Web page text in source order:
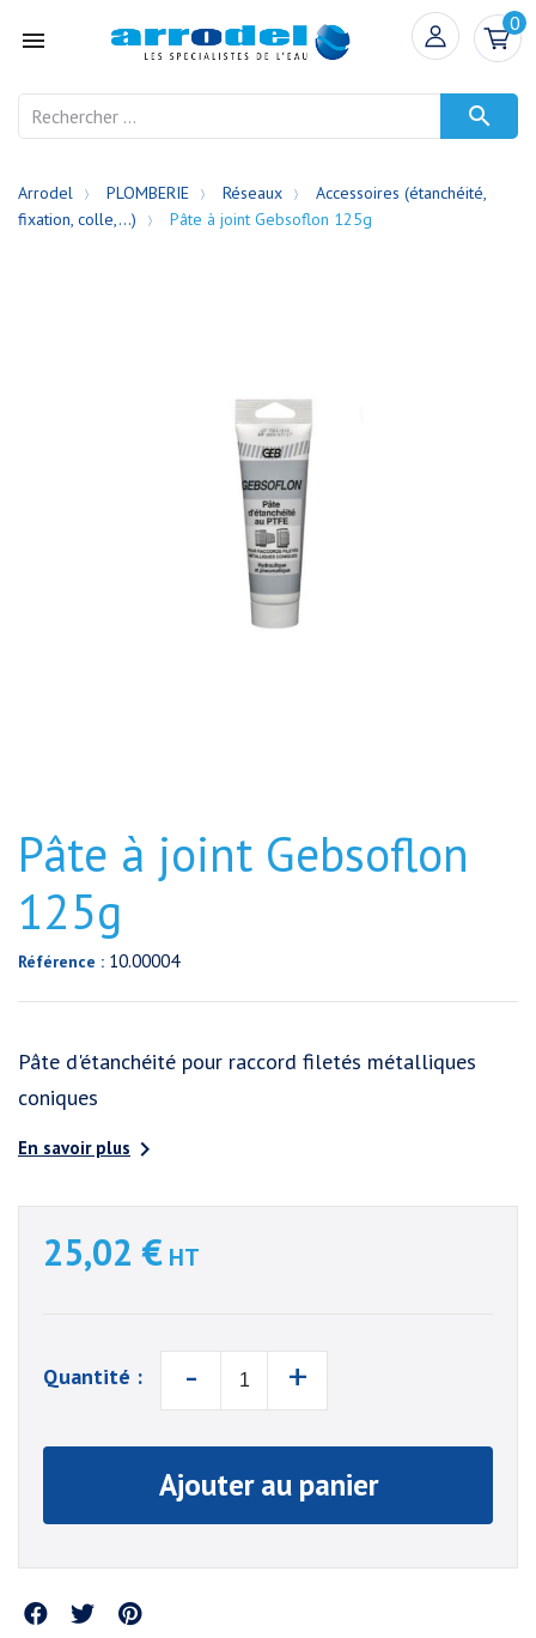

0

Arrodel PLOMBERIE Réseaux
Accessoires (étanchéité,
fixation, colle,...)
Pâte à joint Gebsoflon 125g
Pâte à joint Gebsoflon
125g
Référence : 10.00004
Pâte d'étanchéité pour raccord filetés métalliques
coniques
En savoir plus 
25,02 € HT
Quantité : - +
Ajouter au panier
Partager